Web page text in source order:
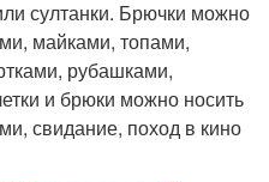
султанки. Брючки можно
майками, топами,
рубашками,
и брюки можно носить
свидание, поход в кино